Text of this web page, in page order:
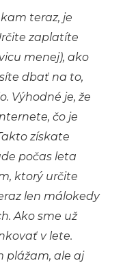
teraz, je
zaplatíte
menej), ako
dbať na to,
Výhodné je, že
čo je
získate
počas leta
ktorý určite
len málokedy
Ako sme už
v lete.
plážam, ale aj